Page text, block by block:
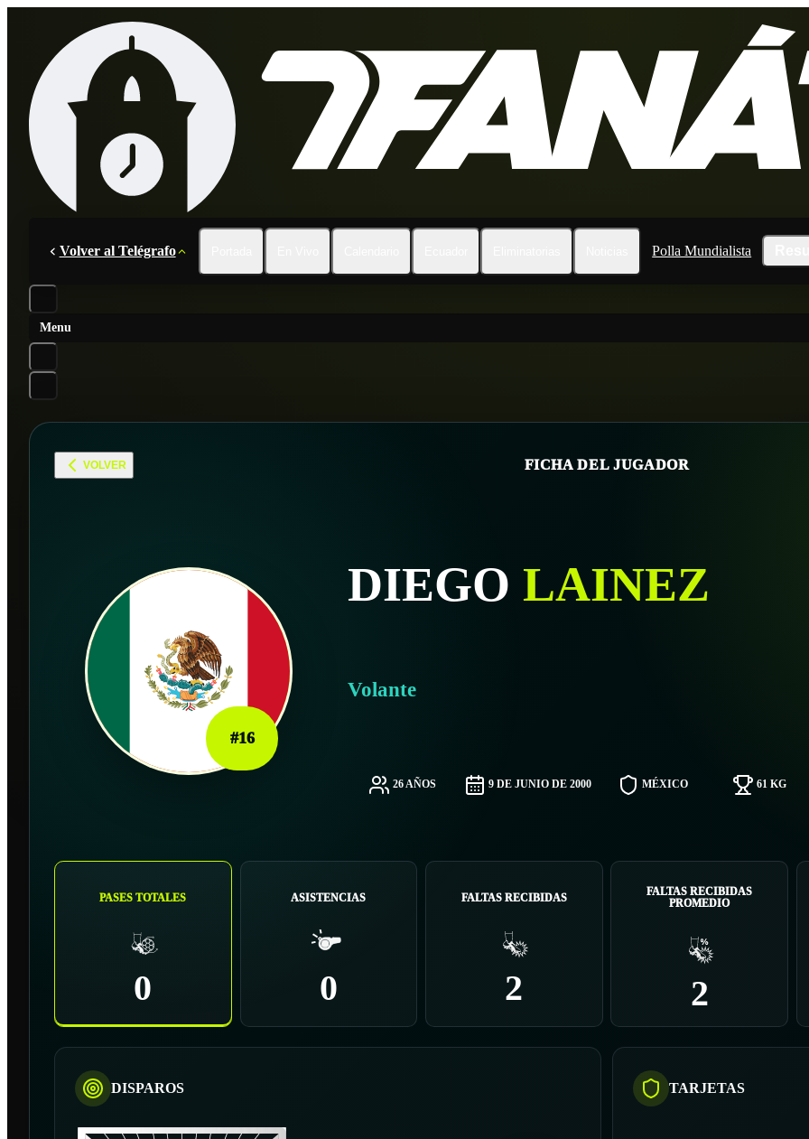
Volver al Telégrafo Polla Mundialista
Menu
VOLVER FICHA DEL JUGADOR
#16
DIEGO LAINEZ
Volante
26 AÑOS 9 DE JUNIO DE 2000 MÉXICO 61 KG
PASES TOTALES
0
ASISTENCIAS
0
FALTAS RECIBIDAS
2
FALTAS RECIBIDAS
PROMEDIO
2
DISPAROS TARJETAS